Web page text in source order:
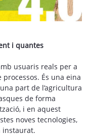
i quantes
usuaris reals per a
És una eina
part de l’agricultura
de forma
i en aquest
noves tecnologies,
instaurat.